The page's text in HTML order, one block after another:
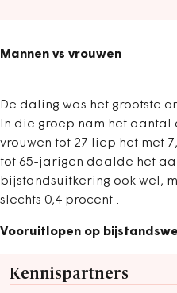
Mannen vs vrouwen
De daling was het grootste
In die groep nam het aantal
vrouwen tot 27 liep het met
tot 65-jarigen daalde het
bijstandsuitkering ook wel,
slechts 0,4 procent .
Vooruitlopen op
Kennispartners